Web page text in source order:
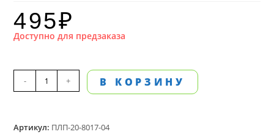
495₽
Доступно для предзаказа
Количество
товара
окрашенный
- + В КОРЗИНУ
Артикул: ПЛП-20-8017-04